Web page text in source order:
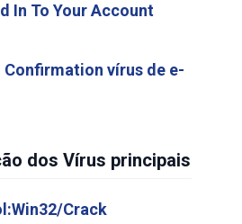
In To Your Account
vírus de e-
dos Vírus principais
Crack